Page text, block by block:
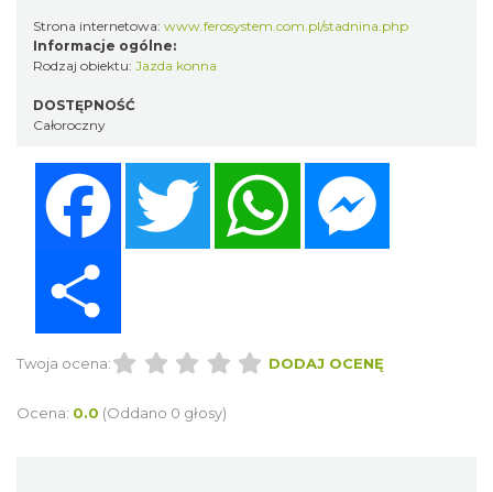
Strona internetowa: www.ferosystem.com.pl/stadnina.php
Informacje ogólne:
Rodzaj obiektu: Jazda konna
DOSTĘPNOŚĆ
Całoroczny
Twitter WhatsApp
Twoja ocena: DODAJ OCENĘ
Ocena: 0.0 (Oddano 0 głosy)